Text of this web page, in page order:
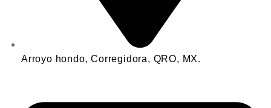
Arroyo hondo, Corregidora, QRO, MX.